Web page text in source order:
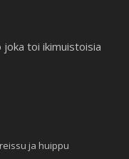
joka toi ikimuistoisia
ja huippu